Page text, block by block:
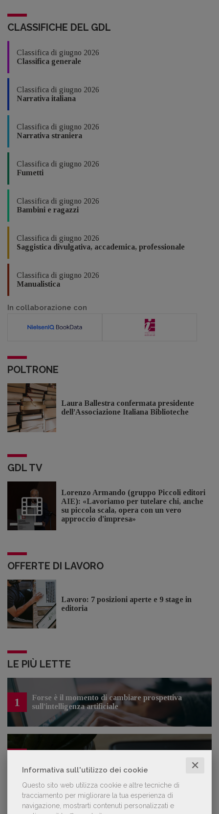
Informativa sull'utilizzo dei cookie ✕
Questo sito web utilizza cookie e altre tecniche di
tracciamento per migliorare la tua esperienza di
navigazione, mostrarti contenuti personalizzati e
CLASSIFICHE DEL GDL
Classifica di giugno 2026
Classifica generale
Classifica di giugno 2026
Narrativa italiana
Classifica di giugno 2026
Narrativa straniera
Classifica di giugno 2026
Fumetti
Classifica di giugno 2026
Bambini e ragazzi
Classifica di giugno 2026
Saggistica divulgativa, accademica, professionale
Classifica di giugno 2026
Manualistica
In collaborazione con
POLTRONE
Laura Ballestra confermata presidente
dell’Associazione Italiana Biblioteche
GDL TV
Lorenzo Armando (gruppo Piccoli editori
AIE): «Lavoriamo per tutelare chi, anche
su piccola scala, opera con un vero
approccio d'impresa»
OFFERTE DI LAVORO
Lavoro: 7 posizioni aperte e 9 stage in
editoria
LE PIÙ LETTE
1
Forse è il momento di cambiare prospettiva
sull’intelligenza artificiale
«La voce umana? Ha un valore aggiunto